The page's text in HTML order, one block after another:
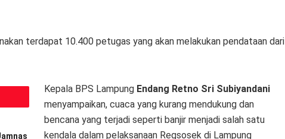
terdapat 10.400 petugas yang akan melakukan pendataan dari
Kepala BPS Lampung Endang Retno Sri Subiyandani
menyampaikan, cuaca yang kurang mendukung dan
bencana yang terjadi seperti banjir menjadi salah satu
kendala dalam pelaksanaan Regsosek di Lampung